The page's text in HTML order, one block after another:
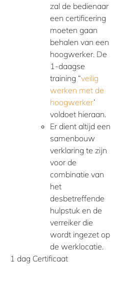
zal de bedienaar
een certificering
moeten gaan
behalen van een
hoogwerker. De
1-daagse
training “veilig
werken met de
hoogwerker’
voldoet hieraan.
Er dient altijd een
samenbouw
verklaring te zijn
voor de
combinatie van
het
desbetreffende
hulpstuk en de
verreiker die
wordt ingezet op
de werklocatie.
1 dag Certificaat